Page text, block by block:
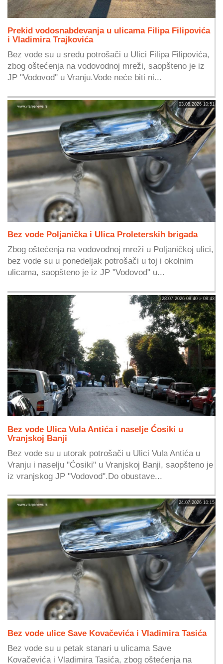
Prekid vodosnabdevanja u ulicama Filipa Filipovića
i Vladimira Trajkovića
Bez vode su u sredu potrošači u Ulici Filipa Filipovića,
zbog oštećenja na vodovodnoj mreži, saopšteno je iz
JP "Vodovod" u Vranju.Vode neće biti ni...
03.08.2026 10:51
Bez vode Poljanička i Ulica Proleterskih brigada
Zbog oštećenja na vodovodnoj mreži u Poljaničkoj ulici,
bez vode su u ponedeljak potrošači u toj i okolnim
ulicama, saopšteno je iz JP "Vodovod" u...
28.07.2026 08:40 » 08:43
Bez vode Ulica Vula Antića i naselje Ćosiki u
Vranjskoj Banji
Bez vode su u utorak potrošači u Ulici Vula Antića u
Vranju i naselju "Ćosiki" u Vranjskoj Banji, saopšteno je
iz vranjskog JP "Vodovod".Do obustave...
24.07.2026 10:15
Bez vode ulice Save Kovačevića i Vladimira Tasića
Bez vode su u petak stanari u ulicama Save
Kovačevića i Vladimira Tasića, zbog oštećenja na